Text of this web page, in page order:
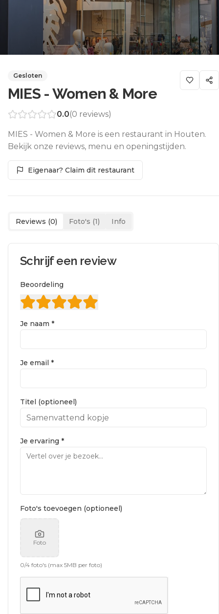
Gesloten
MIES - Women & More
0.0(0 reviews)
MIES - Women & More is een restaurant in Houten.
Bekijk onze reviews, menu en openingstijden.
Eigenaar? Claim dit restaurant
Reviews (0) Foto's (1) Info
Schrijf een review
Beoordeling
Je naam *
Je email *
Titel (optioneel)
Je ervaring *
Foto's toevoegen (optioneel)
Foto
0/4 foto's (max 5MB per foto)